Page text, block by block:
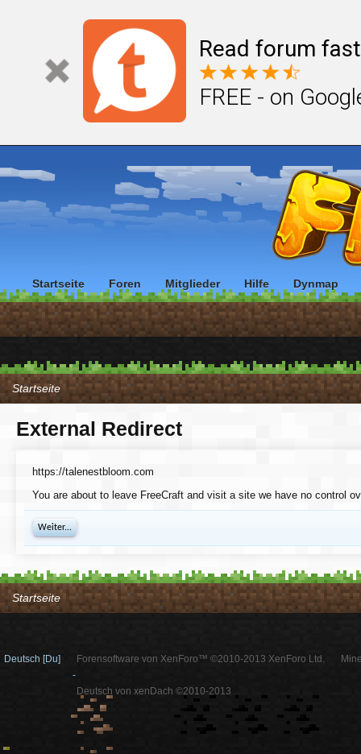
Read forum
FREE - on
Startseite
External Redirect
https://talenestbloom.com
You are about to leave FreeCraft and visit a site we have no control
Weiter...
Startseite
Startseite Foren Mitglieder Hilfe Dynmap
Deutsch [Du]
Forensoftware von XenForo™ ©2010-2013 XenForo Ltd.
-
Deutsch von xenDach ©2010-2013